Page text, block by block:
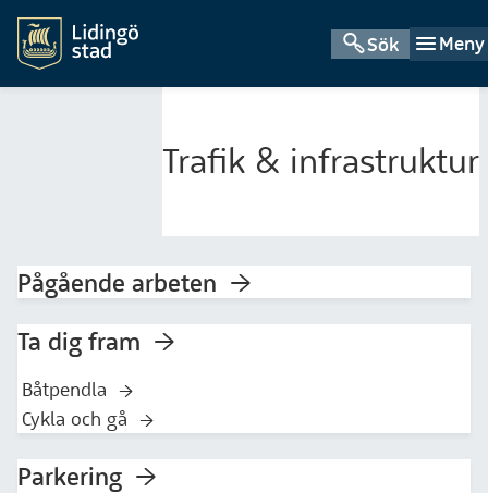
Sök Meny
Trafik & infrastruktur
Pågående arbeten
Ta dig fram
Båtpendla
Cykla och gå
Parkering